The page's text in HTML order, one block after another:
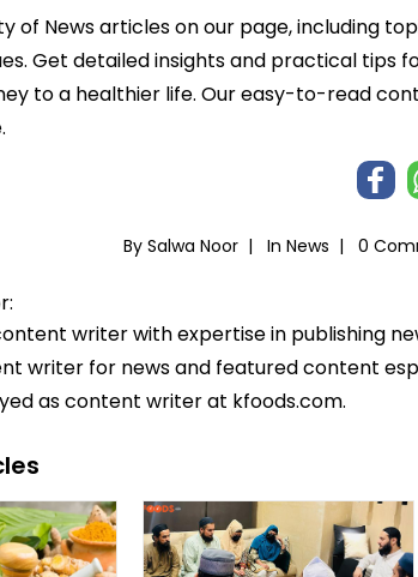
of News articles on our page, including
Get detailed insights and practical tips
to a healthier life. Our easy-to-read
By Salwa Noor | In News | 0
writer with expertise in publishing
writer for news and featured content
as content writer at kfoods.com.